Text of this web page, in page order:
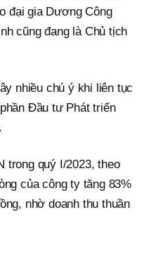
đại gia Dương Công
cũng đang là Chủ tịch
nhiều chú ý khi liên tục
Đầu tư Phát triển
trong quý I/2023, theo
của công ty tăng 83%
nhờ doanh thu thuần